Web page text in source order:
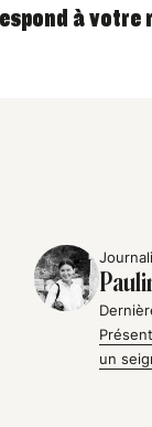
à votre
un